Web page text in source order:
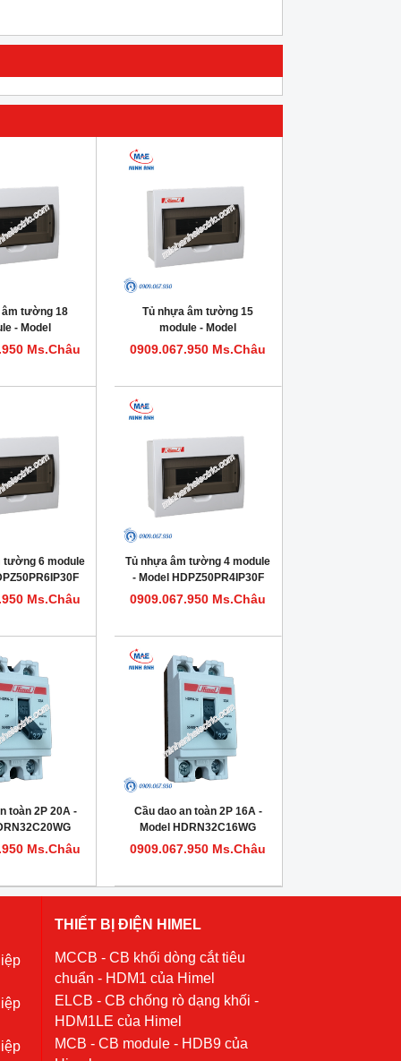
âm tường 18
- Model
Ms.Châu
Tủ nhựa âm tường 15
module - Model
HDPZ50PR15IP30F
0909.067.950 Ms.Châu
tường 6 module
Ms.Châu
Tủ nhựa âm tường 4 module
- Model HDPZ50PR4IP30F
0909.067.950 Ms.Châu
toàn 2P 20A -
Ms.Châu
Cầu dao an toàn 2P 16A -
Model HDRN32C16WG
0909.067.950 Ms.Châu
THIẾT BỊ ĐIỆN HIMEL
MCCB - CB khối dòng cắt tiêu
chuẩn - HDM1 của Himel
ELCB - CB chống rò dạng khối -
HDM1LE của Himel
MCB - CB module - HDB9 của